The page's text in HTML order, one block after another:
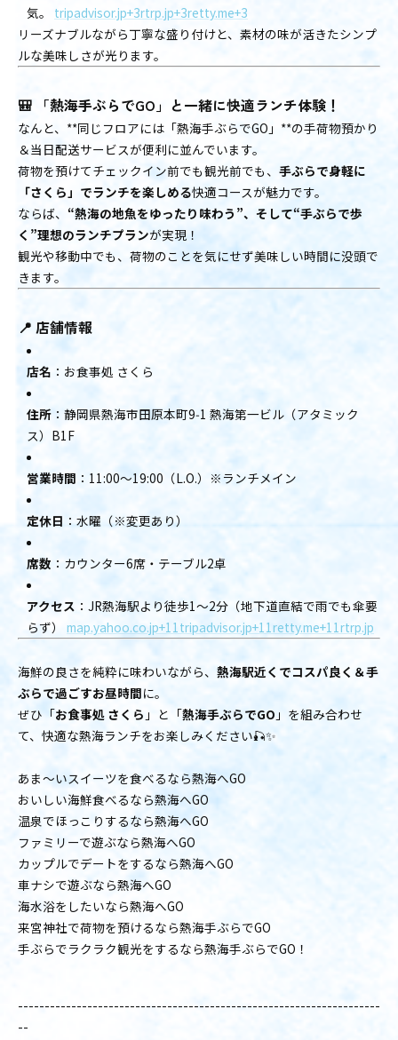
気。 tripadvisor.jp+3rtrp.jp+3retty.me+3
リーズナブルながら丁寧な盛り付けと、素材の味が活きたシンプ
ルな美味しさが光ります。
🎒 「熱海手ぶらでGO」と一緒に快適ランチ体験！
なんと、**同じフロアには「熱海手ぶらでGO」**の手荷物預かり
＆当日配送サービスが便利に並んでいます。
荷物を預けてチェックイン前でも観光前でも、 手ぶらで身軽に
「さくら」でランチを楽しめる快適コースが魅力です。
ならば、 “熱海の地魚をゆったり味わう”、そして“手ぶらで歩
く”理想のランチプランが実現！
観光や移動中でも、荷物のことを気にせず美味しい時間に没頭で
きます。
📍 店舗情報
店名 ：お食事処 さくら
住所 ：静岡県熱海市田原本町9‑1 熱海第一ビル（アタミック
ス）B1F
営業時間 ：11:00～19:00（L.O.）※ランチメイン
定休日 ：水曜（※変更あり）
席数 ：カウンター6席・テーブル2卓
アクセス ：JR熱海駅より徒歩1〜2分（地下道直結で雨でも傘要
らず） map.yahoo.co.jp+11tripadvisor.jp+11retty.me+11rtrp.jp
海鮮の良さを純粋に味わいながら、 熱海駅近くでコスパ良く＆手
ぶらで過ごすお昼時間に。
ぜひ「お食事処 さくら 」と「熱海手ぶらでGO 」を組み合わせ
て、快適な熱海ランチをお楽しみください🎣✨
あま〜いスイーツを食べるなら熱海へGO
おいしい海鮮食べるなら熱海へGO
温泉でほっこりするなら熱海へGO
ファミリーで遊ぶなら熱海へGO
カップルでデートをするなら熱海へGO
車ナシで遊ぶなら熱海へGO
海水浴をしたいなら熱海へGO
来宮神社で荷物を預けるなら熱海手ぶらでGO
手ぶらでラクラク観光をするなら熱海手ぶらでGO！
--------------------------------------------------------------------
--